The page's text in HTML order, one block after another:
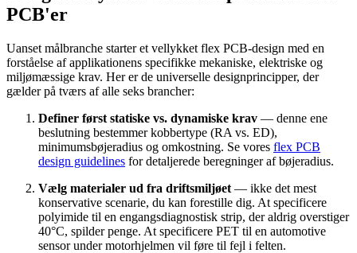
PCB'er
Uanset målbranche starter et vellykket flex PCB-design med en
forståelse af applikationens specifikke mekaniske, elektriske og
miljømæssige krav. Her er de universelle designprincipper, der
gælder på tværs af alle seks brancher:
Definer først statiske vs. dynamiske krav — denne ene
beslutning bestemmer kobbertype (RA vs. ED),
minimumsbøjeradius og omkostning. Se vores flex PCB
design guidelines for detaljerede beregninger af bøjeradius.
Vælg materialer ud fra driftsmiljøet — ikke det mest
konservative scenarie, du kan forestille dig. At specificere
polyimide til en engangsdiagnostisk strip, der aldrig overstiger
40°C, spilder penge. At specificere PET til en automotive
sensor under motorhjelmen vil føre til fejl i felten.